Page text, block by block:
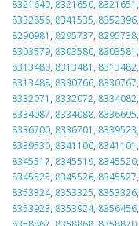
8321649, 8321650, 8321651 ,
8332856, 8341535, 8352396,
8290981 , 8295737, 8295738,
8303579, 8303580, 8303581 ,
8313480, 8313481 , 8313482,
8313488, 8330766, 8330767,
8332071 , 8332072, 8334082,
8334087, 8334088, 8336695,
8336700, 8336701 , 8339523,
8339530, 8341100, 8341101 ,
8345517, 8345519, 8345520,
8345525, 8345526, 8345527,
8353324, 8353325, 8353326,
8353923, 8353924, 8356456,